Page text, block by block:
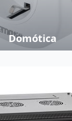
Domótica